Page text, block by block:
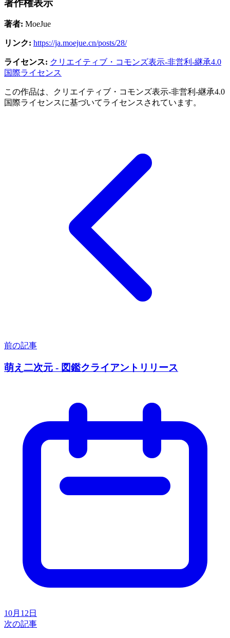
著作権表示
著者: MoeJue
リンク: https://ja.moejue.cn/posts/28/
ライセンス: クリエイティブ・コモンズ表示-非営利-継承4.0
国際ライセンス
この作品は、クリエイティブ・コモンズ表示-非営利-継承4.0
国際ライセンスに基づいてライセンスされています。
前の記事
萌え二次元 - 図鑑クライアントリリース
10月12日
次の記事